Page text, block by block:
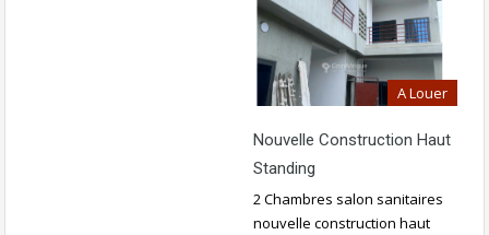
A Louer
Nouvelle Construction Haut
Standing
2 Chambres salon sanitaires
nouvelle construction haut